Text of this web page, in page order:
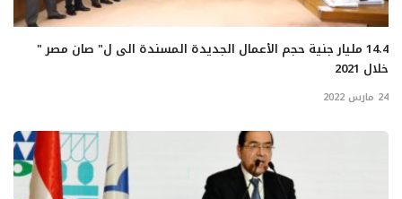
14.4 مليار جنية حجم الأعمال الجديدة المسندة الى ل" صان مصر "
خلال 2021
24 مارس 2022